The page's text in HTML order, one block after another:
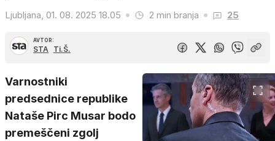
Ljubljana, 01. 08. 2025 18.05 2 min branja 25
AVTOR:
STA Ti.Š.
Varnostniki
predsednice republike
Nataše Pirc Musar bodo
premeščeni zgolj